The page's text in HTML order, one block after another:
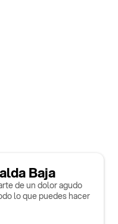
Baja
de un dolor agudo
lo que puedes hacer